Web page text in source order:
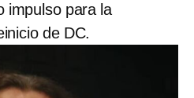
impulso para la
de DC.